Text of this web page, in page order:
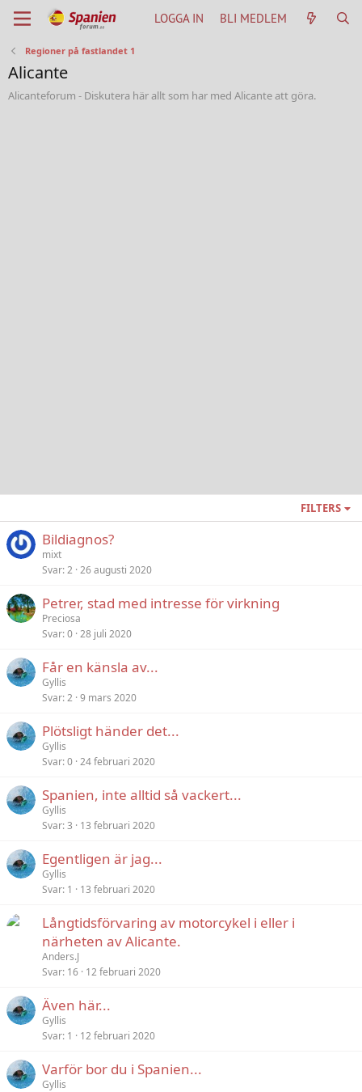
LOGGA IN BLI MEDLEM
Regioner på fastlandet 1
Alicante
Alicanteforum - Diskutera här allt som har med Alicante att göra.
FILTERS
Bildiagnos?
mixt
Svar 2 26 augusti 2020
Petrer, stad med intresse för virkning
Preciosa
Svar 0 28 juli 2020
Får en känsla av...
Gyllis
Svar 2 9 mars 2020
Plötsligt händer det...
Gyllis
Svar 0 24 februari 2020
Spanien, inte alltid så vackert...
Gyllis
Svar 3 13 februari 2020
Egentligen är jag...
Gyllis
Svar 1 13 februari 2020
Långtidsförvaring av motorcykel i eller i
närheten av Alicante.
Anders.J
Svar 16 12 februari 2020
Även här...
Gyllis
Svar 1 12 februari 2020
Varför bor du i Spanien...
Gyllis